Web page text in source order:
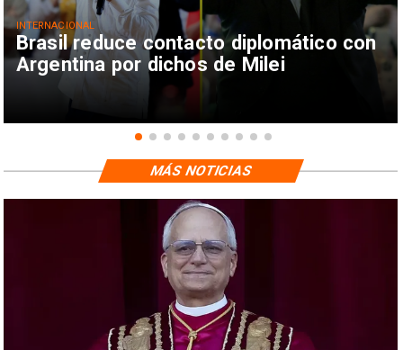
Brasil reduce contacto diplomático con
Argentina por dichos de Milei
INTERNACIONAL
MÁS NOTICIAS